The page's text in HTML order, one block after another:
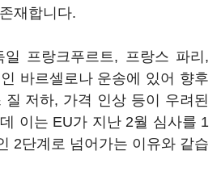
재합니다.
프랑크푸르트, 프랑스 파리,
바르셀로나 운송에 있어 향후
저하, 가격 인상 등이 우려된
이는 EU가 지난 2월 심사를 1
2단계로 넘어가는 이유와 같습